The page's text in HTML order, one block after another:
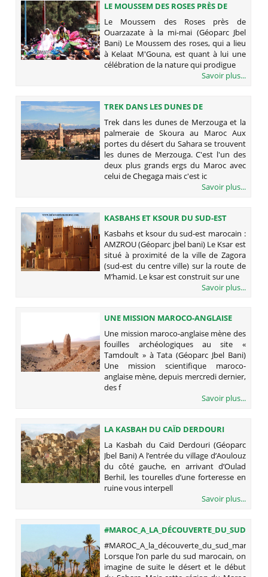
LE MOUSSEM DES ROSES PRÈS DE
OUARZAZATE À LA MI-MAI (GÉOPARC
JBEL BANI)
Le Moussem des Roses près de
Ouarzazate à la mi-mai (Géoparc Jbel
Bani) Le Moussem des roses, qui a lieu
à Kelaat M'Gouna, est quant à lui une
célébration de la nature qui prodigue
Savoir plus...
TREK DANS LES DUNES DE
MERZOUGA ET LA PALMERAIE DE
SKOURA AU MAROC
Trek dans les dunes de Merzouga et la
palmeraie de Skoura au Maroc Aux
portes du désert du Sahara se trouvent
les dunes de Merzouga. C'est l'un des
deux plus grands ergs du Maroc avec
celui de Chegaga mais c'est ic
Savoir plus...
KASBAHS ET KSOUR DU SUD-EST
MAROCAIN : AMZROU (GÉOPARC
JBEL BANI)
Kasbahs et ksour du sud-est marocain :
AMZROU (Géoparc jbel bani) Le Ksar est
situé à proximité de la ville de Zagora
(sud-est du centre ville) sur la route de
M’hamid. Le ksar est construit sur une
Savoir plus...
UNE MISSION MAROCO-ANGLAISE
MÈNE DES FOUILLES
ARCHÉOLOGIQUES AU SITE «
TAMDOULT » À TATA (GÉOPARC JBEL
BANI)
Une mission maroco-anglaise mène des
fouilles archéologiques au site «
Tamdoult » à Tata (Géoparc Jbel Bani)
Une mission scientifique maroco-
anglaise mène, depuis mercredi dernier,
des f
Savoir plus...
LA KASBAH DU CAÏD DERDOURI
(GÉOPARC JBEL BANI)
La Kasbah du Caïd Derdouri (Géoparc
Jbel Bani) A l’entrée du village d’Aoulouz
du côté gauche, en arrivant d’Oulad
Berhil, les tourelles d’une forteresse en
ruine vous interpell
Savoir plus...
#MAROC_A_la_découverte_du_sud_marocain
Lorsque l’on parle du sud marocain, on
imagine de suite le désert et le début